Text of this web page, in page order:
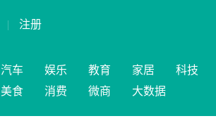
| 注册
汽车 娱乐 教育 家居
科技
美食 消费 微商 大数据